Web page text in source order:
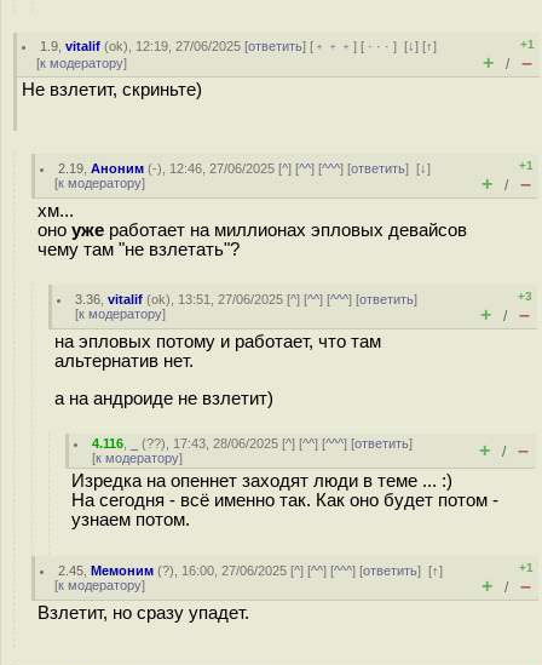
1.9 ,vitalif (ok), 12:19, 27/06/2025 [ответить] [ ﹢﹢﹢] [ · · ·][↓] [↑]
[к модератору]
+1
+ / –
Не взлетит, скриньте)
2.19 ,Аноним (-), 12:46, 27/06/2025 [^] [^^] [^^^] [ответить][↓]
[к модератору]
+1
+ / –
хм...
оно уже работает на миллионах эпловых девайсов
чему там "не взлетать"?
3.36 ,vitalif (ok), 13:51, 27/06/2025 [^] [^^] [^^^] [ответить]
[к модератору]
+3
+ / –
на эпловых потому и работает, что там
альтернатив нет.
а на андроиде не взлетит)
4.116 (??), 17:43, 28/06/2025 [^] [^^] [^^^] [ответить]
[к модератору] + / –
Изредка на опеннет заходят люди в теме ... :)
На сегодня - всё именно так. Как оно будет потом -
узнаем потом.
2.45 ,Мемоним (?), 16:00, 27/06/2025 [^] [^^] [^^^] [ответить][↑]
[к модератору]
+1
+ / –
Взлетит, но сразу упадет.